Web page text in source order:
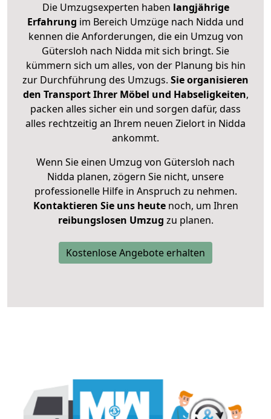
Die Umzugsexperten haben langjährige
Erfahrung im Bereich Umzüge nach Nidda und
kennen die Anforderungen, die ein Umzug von
Gütersloh nach Nidda mit sich bringt. Sie
kümmern sich um alles, von der Planung bis hin
zur Durchführung des Umzugs. Sie organisieren
den Transport Ihrer Möbel und Habseligkeiten,
packen alles sicher ein und sorgen dafür, dass
alles rechtzeitig an Ihrem neuen Zielort in Nidda
ankommt.
Wenn Sie einen Umzug von Gütersloh nach
Nidda planen, zögern Sie nicht, unsere
professionelle Hilfe in Anspruch zu nehmen.
Kontaktieren Sie uns heutenoch, um Ihren
reibungslosen Umzug zu planen.
Kostenlose Angebote erhalten